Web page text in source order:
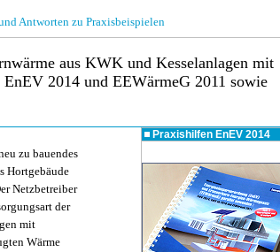
Antworten zu Praxisbeispielen
aus KWK und Kesselanlagen mit
2014 und EEWärmeG 2011 sowie
zu bauendes
Hortgebäude
Netzbetreiber
der
mit
Wärme
Praxishilfen EnEV 2014